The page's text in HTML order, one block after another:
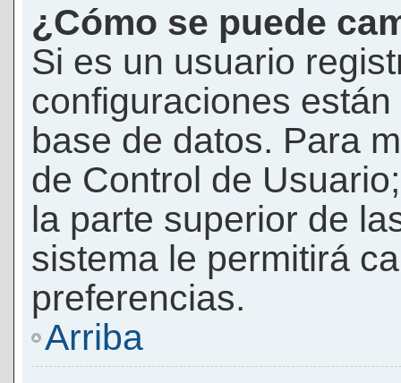
¿Cómo se puede
Si es un usuario
configuraciones
base de datos. Para
de Control de
la parte superior de
sistema le permitirá
preferencias.
Arriba